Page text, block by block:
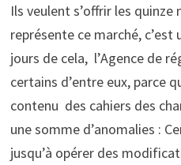
Ils veulent s’offrir les
représente ce marché,
jours de cela, l’Agence de
certains d’entre eux, parce
contenu des cahiers des
une somme d’anomalies :
jusqu’à opérer des